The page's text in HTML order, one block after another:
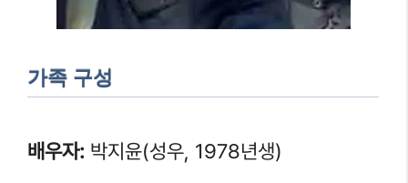
가족 구성
배우자: 박지윤(성우, 1978년생)